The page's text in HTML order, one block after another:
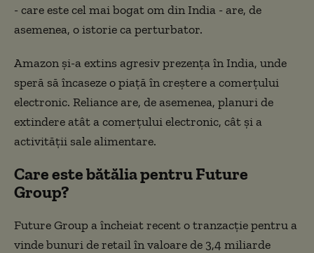
- care este cel mai bogat om din India - are, de
asemenea, o istorie ca perturbator.
Amazon și-a extins agresiv prezența în India, unde
speră să încaseze o piață în creștere a comerțului
electronic. Reliance are, de asemenea, planuri de
extindere atât a comerțului electronic, cât și a
activității sale alimentare.
Care este bătălia pentru Future
Group?
Future Group a încheiat recent o tranzacție pentru a
vinde bunuri de retail în valoare de 3,4 miliarde